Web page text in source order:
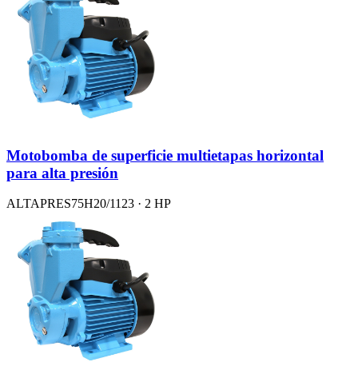
Motobomba de superficie multietapas horizontal
para alta presión
ALTAPRES75H20/1123 · 2 HP